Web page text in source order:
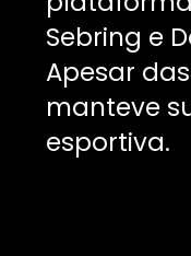
Sebring e
Apesar
manteve
esportiva.